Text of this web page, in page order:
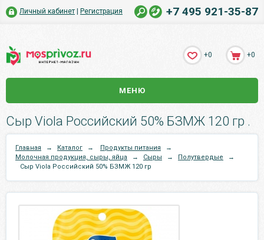
Личный кабинет Регистрация +7 495 921-35-87
+0 +0
МЕНЮ
Сыр Viola Российский 50% БЗМЖ 120 гр .
Главная → Каталог → Продукты питания
→
Молочная продукция, сыры, яйца
→ Сыры → Полутвердые
→
Сыр Viola Российский 50% БЗМЖ 120 гр